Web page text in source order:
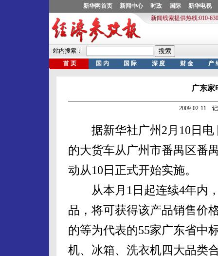
广东家
2009-02-11
据新华社广州2月10日电
的大货车从广州市番禺区番
动从10日正式开始实施。
从本月1日起连续4年内，
品，将可获得该产品销售价
的等为代表的55家广东省中
机、冰箱、洗衣机四大品